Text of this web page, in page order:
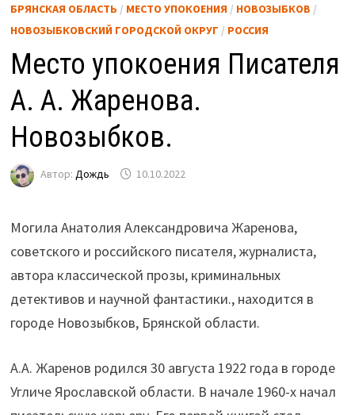
БРЯНСКАЯ ОБЛАСТЬ / МЕСТО УПОКОЕНИЯ / НОВОЗЫБКОВ /
НОВОЗЫБКОВСКИЙ ГОРОДСКОЙ ОКРУГ / РОССИЯ
Место упокоения Писателя
А. А. Жаренова.
Новозыбков.
Автор: Дождь 10.10.2022
Могила Анатолия Александровича Жаренова,
советского и российского писателя, журналиста,
автора классической прозы, криминальных
детективов и научной фантастики., находится в
городе Новозыбков, Брянской области.
А.А. Жаренов родился 30 августа 1922 года в городе
Угличе Ярославской области. В начале 1960-х начал